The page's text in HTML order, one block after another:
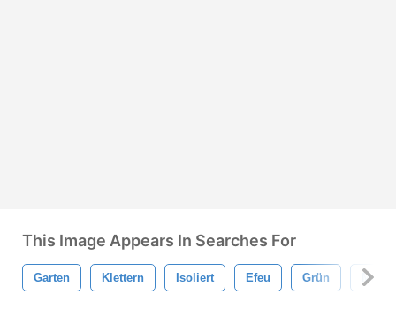
This Image Appears In Searches For
Garten Klettern Isoliert Efeu Grün Mauer